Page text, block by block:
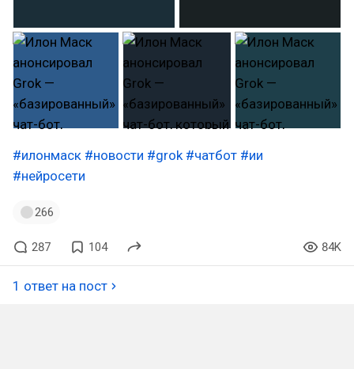
#илонмаск #новости #grok #чатбот #ии
#нейросети
266
287 104 84K
1 ответ на пост